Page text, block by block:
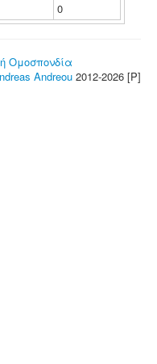
0
Ομοσπονδία
Andreou 2012-2026 [P]